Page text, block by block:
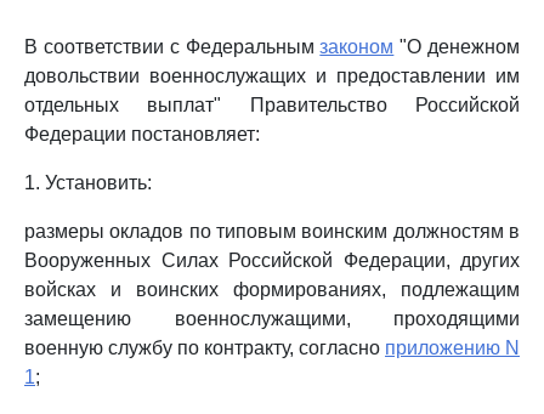
В соответствии с Федеральнымзаконом "О денежном
довольствии военнослужащих и предоставлении им
отдельных выплат" Правительство Российской
Федерации постановляет:
1. Установить:
размеры окладов по типовым воинским должностям в
Вооруженных Силах Российской Федерации, других
войсках и воинских формированиях, подлежащим
замещению военнослужащими, проходящими
военную службу по контракту, согласно приложению N
1;